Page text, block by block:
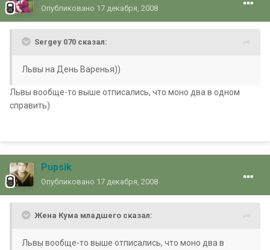
Опубликовано 17 декабря, 2008
Sergey 070 сказал:
Львы на День Варенья))
Львы вообще-то выше отписались, что моно два в одном
справить)
Pupsik
Опубликовано 17 декабря, 2008
Жена Кума младшего сказал:
Львы вообще-то выше отписались, что моно два в